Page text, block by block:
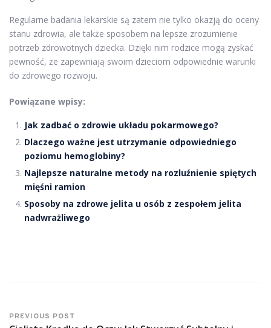
Regularne badania lekarskie są zatem nie tylko okazją do oceny
stanu zdrowia, ale także sposobem na lepsze zrozumienie
potrzeb zdrowotnych dziecka. Dzięki nim rodzice mogą zyskać
pewność, że zapewniają swoim dzieciom odpowiednie warunki
do zdrowego rozwoju.
Powiązane wpisy:
Jak zadbać o zdrowie układu pokarmowego?
Dlaczego ważne jest utrzymanie odpowiedniego
poziomu hemoglobiny?
Najlepsze naturalne metody na rozluźnienie spiętych
mięśni ramion
Sposoby na zdrowe jelita u osób z zespołem jelita
nadwrażliwego
PREVIOUS POST